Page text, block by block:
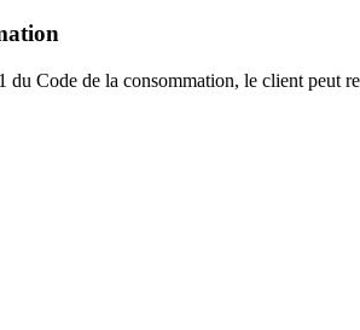
Code de la consommation, le client peut